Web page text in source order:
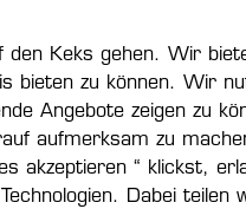
NEU
Keks gehen. Wir
bieten zu können. Wir
Angebote zeigen zu
aufmerksam zu
akzeptieren “ klickst,
Dabei